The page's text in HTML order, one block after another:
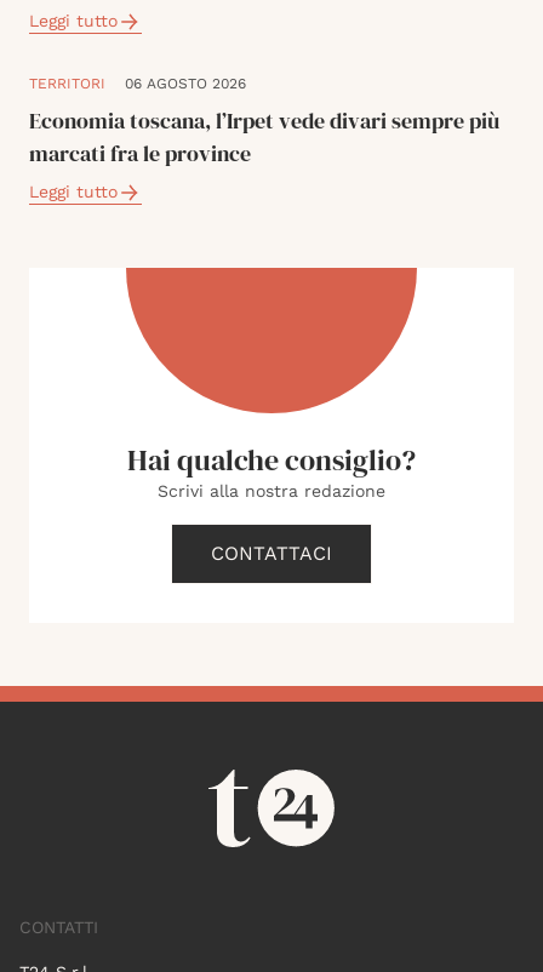
Leggi tutto
TERRITORI 06 AGOSTO 2026
Economia toscana, l’Irpet vede divari sempre più
marcati fra le province
Leggi tutto
Hai qualche consiglio?
Scrivi alla nostra redazione
CONTATTACI
CONTATTI